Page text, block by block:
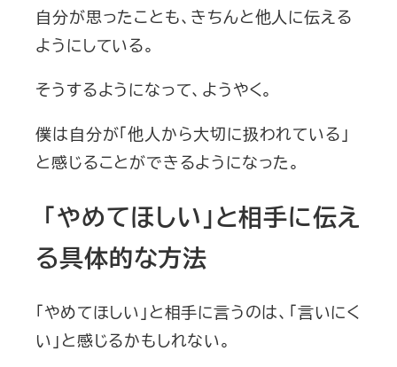
自分が思ったことも、きちんと他人に伝える
ようにしている。
そうするようになって、ようやく。
僕は自分が「他人から大切に扱われている」
と感じることができるようになった。
「やめてほしい」と相手に伝え
る具体的な方法
「やめてほしい」と相手に言うのは、「言いにく
い」と感じるかもしれない。